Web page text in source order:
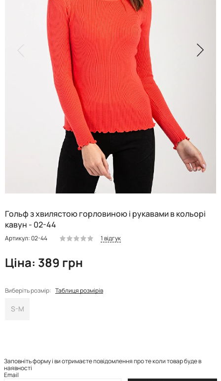
Гольф з хвилястою горловиною і рукавами в кольорі
кавун - 02-44
Артикул: 02-44 1 відгук
Ціна: 389 грн
Виберіть розмір: Таблиця розмірів
S-M
Заповніть форму і ви отримаєте повідомлення про те коли товар буде в
наявності
Email